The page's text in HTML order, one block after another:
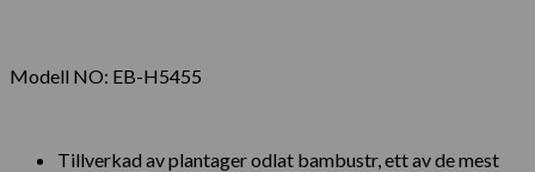
Modell NO: EB-H5455
Tillverkad av plantager odlat bambustr, ett av de mest